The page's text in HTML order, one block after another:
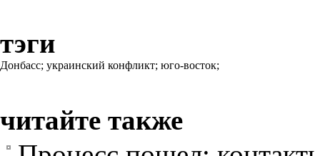
тэги
Донбасс; украинский конфликт; юго-восток;
читайте также